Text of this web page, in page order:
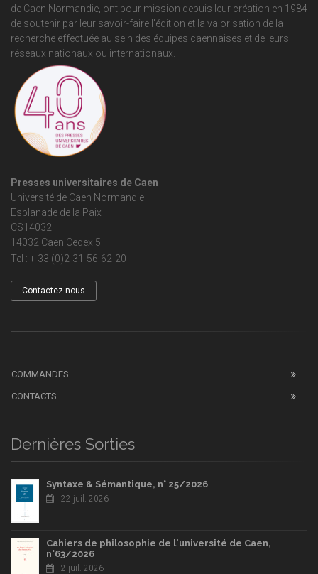
de Caen Normandie , ont pour mission depuis leur création en 1984
de soutenir par leur savoir-faire l'édition et la valorisation de la
recherche effectuée au sein des équipes caennaises et de leurs
réseaux nationaux ou internationaux.
Presses universitaires de Caen
Université de Caen Normandie
Esplanade de la Paix
CS14032
14032 Caen Cedex 5
Tel : + 33 (0)2-31-56-62-20
Contactez-nous
COMMANDES
CONTACTS
Dernières Sorties
Syntaxe & Sémantique, n° 25/2026
22 juil. 2026
Cahiers de philosophie de l'université de Caen,
n°63/2026
2 juil. 2026